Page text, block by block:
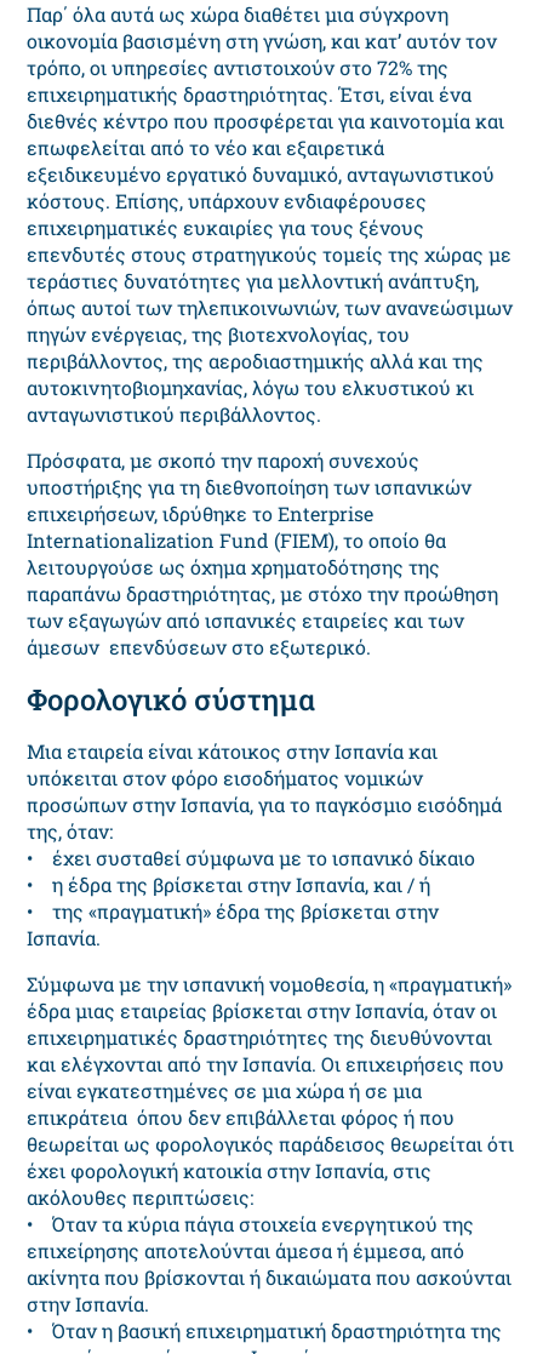
Παρ΄ όλα αυτά ως χώρα διαθέτει μια σύγχρονη
οικονομία βασισμένη στη γνώση, και κατ’ αυτόν τον
τρόπο, οι υπηρεσίες αντιστοιχούν στο 72% της
επιχειρηματικής δραστηριότητας. Έτσι, είναι ένα
διεθνές κέντρο που προσφέρεται για καινοτομία και
επωφελείται από το νέο και εξαιρετικά
εξειδικευμένο εργατικό δυναμικό, ανταγωνιστικού
κόστους. Επίσης, υπάρχουν ενδιαφέρουσες
επιχειρηματικές ευκαιρίες για τους ξένους
επενδυτές στους στρατηγικούς τομείς της χώρας με
τεράστιες δυνατότητες για μελλοντική ανάπτυξη,
όπως αυτοί των τηλεπικοινωνιών, των ανανεώσιμων
πηγών ενέργειας, της βιοτεχνολογίας, του
περιβάλλοντος, της αεροδιαστημικής αλλά και της
αυτοκινητοβιομηχανίας, λόγω του ελκυστικού κι
ανταγωνιστικού περιβάλλοντος.
Πρόσφατα, με σκοπό την παροχή συνεχούς
υποστήριξης για τη διεθνοποίηση των ισπανικών
επιχειρήσεων, ιδρύθηκε το Enterprise
Internationalization Fund (FIEM), το οποίο θα
λειτουργούσε ως όχημα χρηματοδότησης της
παραπάνω δραστηριότητας, με στόχο την προώθηση
των εξαγωγών από ισπανικές εταιρείες και των
άμεσων επενδύσεων στο εξωτερικό.
Φορολογικό σύστημα
Μια εταιρεία είναι κάτοικος στην Ισπανία και
υπόκειται στον φόρο εισοδήματος νομικών
προσώπων στην Ισπανία, για το παγκόσμιο εισόδημά
της, όταν:
• έχει συσταθεί σύμφωνα με το ισπανικό δίκαιο
• η έδρα της βρίσκεται στην Ισπανία, και / ή
• της «πραγματική» έδρα της βρίσκεται στην
Ισπανία.
Σύμφωνα με την ισπανική νομοθεσία, η «πραγματική»
έδρα μιας εταιρείας βρίσκεται στην Ισπανία, όταν οι
επιχειρηματικές δραστηριότητες της διευθύνονται
και ελέγχονται από την Ισπανία. Οι επιχειρήσεις που
είναι εγκατεστημένες σε μια χώρα ή σε μια
επικράτεια όπου δεν επιβάλλεται φόρος ή που
θεωρείται ως φορολογικός παράδεισος θεωρείται ότι
έχει φορολογική κατοικία στην Ισπανία, στις
ακόλουθες περιπτώσεις:
• Όταν τα κύρια πάγια στοιχεία ενεργητικού της
επιχείρησης αποτελούνται άμεσα ή έμμεσα, από
ακίνητα που βρίσκονται ή δικαιώματα που ασκούνται
στην Ισπανία.
• Όταν η βασική επιχειρηματική δραστηριότητα της